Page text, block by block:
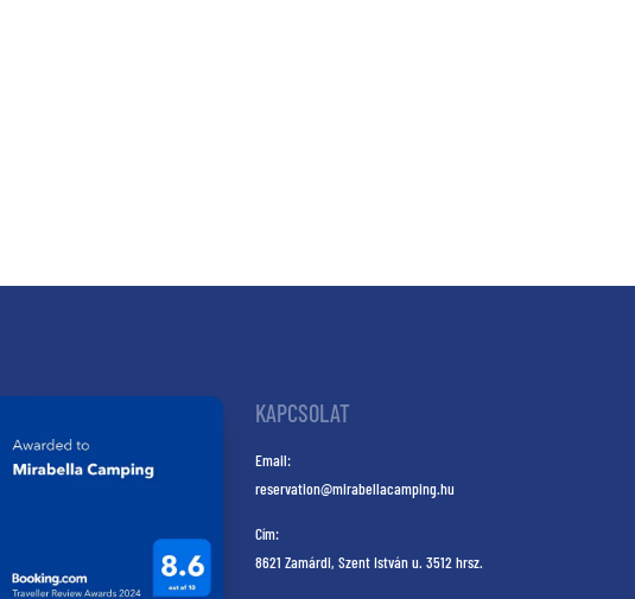
KAPCSOLAT
Email:
reservation@mirabellacamping.hu
Cím:
8621 Zamárdi, Szent István u. 3512 hrsz.